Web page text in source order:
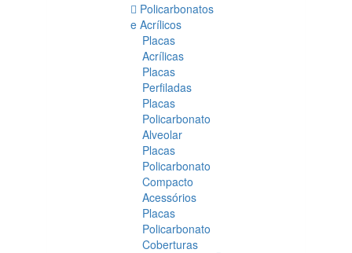
Policarbonatos
e Acrílicos
Placas
Acrílicas
Placas
Perfiladas
Placas
Policarbonato
Alveolar
Placas
Policarbonato
Compacto
Acessórios
Placas
Policarbonato
Coberturas